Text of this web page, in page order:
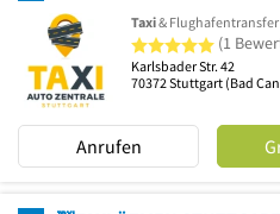
Taxi& Flughafentransfer
5 von 5
(1
Karlsbader Str. 42
70372Stuttgart (Bad
Anrufen